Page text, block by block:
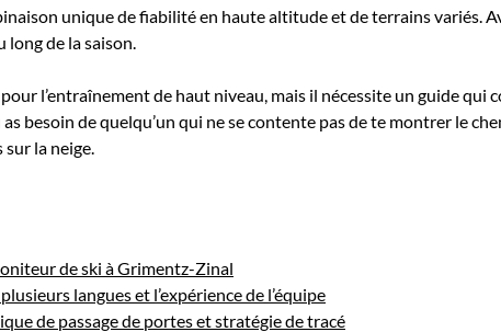
unique de fiabilité en haute altitude et de terrains variés.
de la saison.
l’entraînement de haut niveau, mais il nécessite un guide qui
besoin de quelqu’un qui ne se contente pas de te montrer le
la neige.
de ski à Grimentz-Zinal
langues et l’expérience de l’équipe
de passage de portes et stratégie de tracé